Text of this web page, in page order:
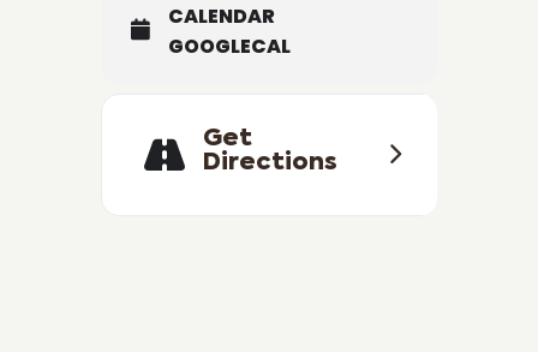
CALENDAR
GOOGLECAL
Get
Directions